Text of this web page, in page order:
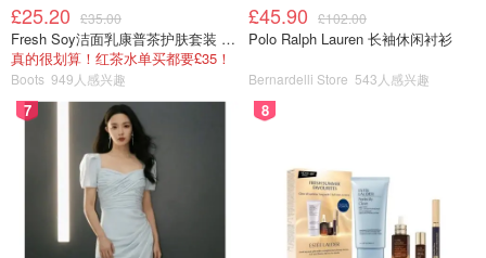
£25.20 £35.00
Fresh Soy洁面乳康普茶护肤套装 100ml
真的很划算！红茶水单买都要£35！
Boots 949人感兴趣
£45.90 £102.00
Polo Ralph Lauren 长袖休闲衬衫
Bernardelli Store 543人感兴趣
7 8